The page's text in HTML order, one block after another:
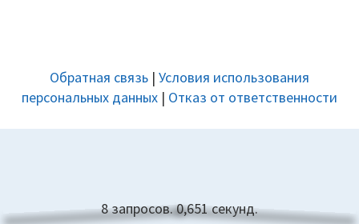
ПАНЕЛЬОбратная связь | Условия использования
персональных данных | Отказ от ответственности
8 запросов. 0,651 секунд.